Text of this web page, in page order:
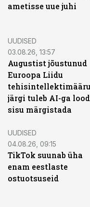
ametisse uue juhi
UUDISED
03.08.26, 13:57
Augustist jõustunud
Euroopa Liidu
järgi tuleb AI-ga
sisu märgistada
UUDISED
04.08.26, 09:15
TikTok suunab üha
enam eestlaste
ostuotsuseid